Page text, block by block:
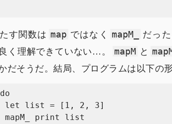
す関数は map ではなく mapM_ だった
く理解できていない…。 mapM と
だそうだ。結局、プログラムは以下の